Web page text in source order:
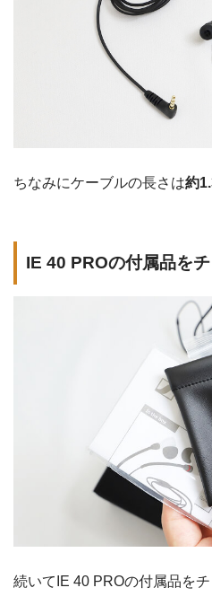
ちなみにケーブルの長さは約
IE 40 PROの付属品を
続いてIE 40 PROの付属品を